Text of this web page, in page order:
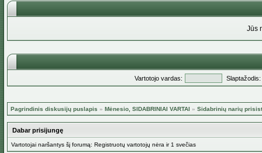
Jūs
Vartotojo vardas: Slaptažodis:
Pagrindinis diskusijų puslapis » Mėnesio, SIDABRINIAI VARTAI » Sidabrinių narių
Dabar prisijungę
Vartotojai naršantys šį forumą: Registruotų vartotojų nėra ir 1 svečias